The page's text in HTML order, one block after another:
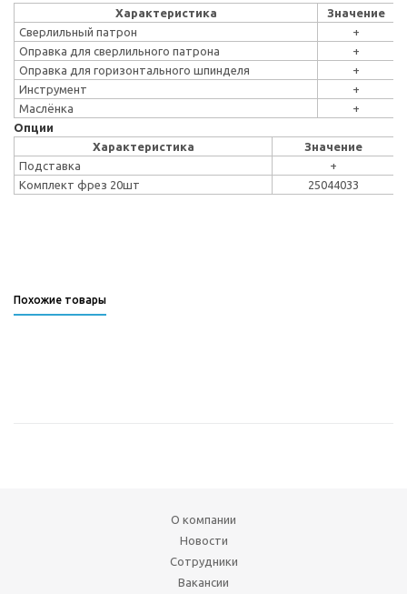
Характеристика
Значение
Сверлильный патрон
+
Оправка для сверлильного патрона
+
Оправка для горизонтального шпинделя
+
Инструмент
+
Маслёнка
+
Опции
Характеристика
Значение
Подставка
+
Комплект фрез 20шт
25044033
Похожие товары
О компании
Новости
Сотрудники
Вакансии